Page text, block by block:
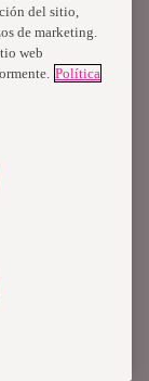
cargo
los
tenga una
del sitio,
de marketing.
web
Política